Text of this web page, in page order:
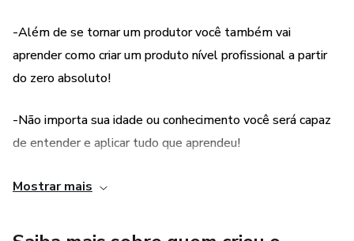
➡ Maximize seus Lucros: Domine as táticas de precificação
e embalagem para obter o máximo retorno sobre o seu
Não deixe sua oportunidade de ganhar dinheiro online
passar! Este eBook é a chave para transformar seu
-Além de se tornar um produtor você também vai
aprender como criar um produto nível profissional a partir
do zero absoluto!
-Não importa sua idade ou conhecimento você será capaz
de entender e aplicar tudo que aprendeu!
-Só precisa de acesso a internet e um celular.
Mostrar mais